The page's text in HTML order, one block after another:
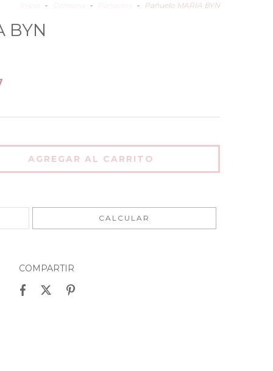
- - - Pañuelo MARIA BYN
BYN
CALCULAR
COMPARTIR